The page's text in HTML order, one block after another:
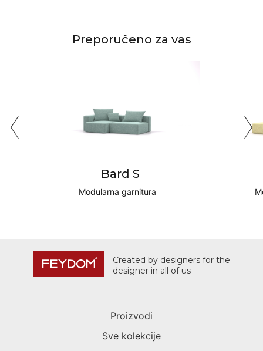
Preporučeno za vas
Bard S
Modularna garnitura
Created by designers for the
designer in all of us
Proizvodi
Sve kolekcije